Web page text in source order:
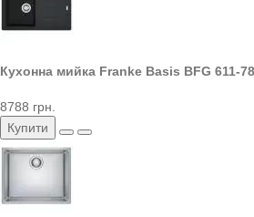
Кухонна мийка Franke Basis BFG 611-
8788 грн.
Купити